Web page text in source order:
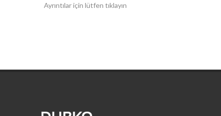
Ayrıntılar için lütfen tıklayın